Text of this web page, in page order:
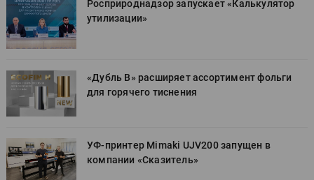
Росприроднадзор запускает «Калькулятор
утилизации»
«Дубль В» расширяет ассортимент фольги
для горячего тиснения
УФ-принтер Mimaki UJV200 запущен в
компании «Сказитель»